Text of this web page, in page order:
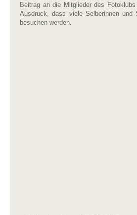
Beitrag an die Mitglieder des
Ausdruck, dass viele Selberinnen und
besuchen werden.